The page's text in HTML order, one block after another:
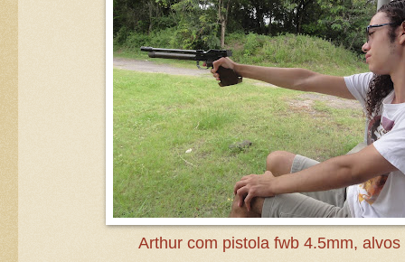
Arthur com pistola fwb 4.5mm, alvos